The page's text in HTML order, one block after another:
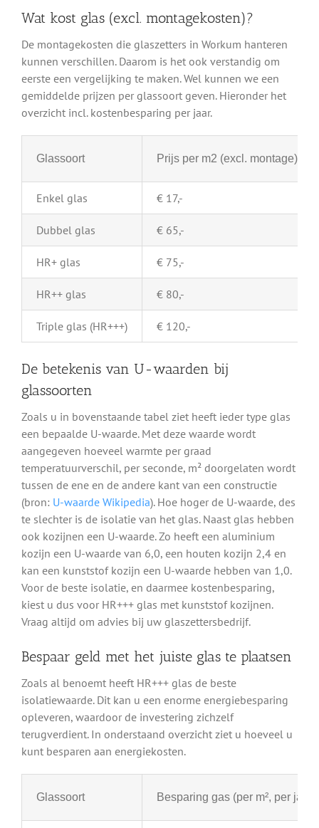
Wat kost glas (excl. montagekosten)?
De montagekosten die glaszetters in Workum hanteren
kunnen verschillen. Daarom is het ook verstandig om
eerste een vergelijking te maken. Wel kunnen we een
gemiddelde prijzen per glassoort geven. Hieronder het
overzicht incl. kostenbesparing per jaar.
Glassoort Prijs per m2 (excl. montage)
Enkel glas € 17,-
Dubbel glas € 65,-
HR+ glas € 75,-
HR++ glas € 80,-
Triple glas (HR+++) € 120,-
De betekenis van U-waarden bij
glassoorten
Zoals u in bovenstaande tabel ziet heeft ieder type glas
een bepaalde U-waarde. Met deze waarde wordt
aangegeven hoeveel warmte per graad
temperatuurverschil, per seconde, m² doorgelaten wordt
tussen de ene en de andere kant van een constructie
(bron: U-waarde Wikipedia). Hoe hoger de U-waarde, des
te slechter is de isolatie van het glas. Naast glas hebben
ook kozijnen een U-waarde. Zo heeft een aluminium
kozijn een U-waarde van 6,0, een houten kozijn 2,4 en
kan een kunststof kozijn een U-waarde hebben van 1,0.
Voor de beste isolatie, en daarmee kostenbesparing,
kiest u dus voor HR+++ glas met kunststof kozijnen.
Vraag altijd om advies bij uw glaszettersbedrijf.
Bespaar geld met het juiste glas te plaatsen
Zoals al benoemt heeft HR+++ glas de beste
isolatiewaarde. Dit kan u een enorme energiebesparing
opleveren, waardoor de investering zichzelf
terugverdient. In onderstaand overzicht ziet u hoeveel u
kunt besparen aan energiekosten.
Glassoort Besparing gas (per m², per jaar)